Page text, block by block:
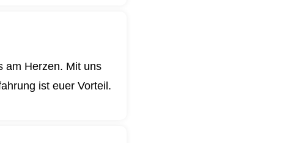
am Herzen. Mit uns
ist euer Vorteil.